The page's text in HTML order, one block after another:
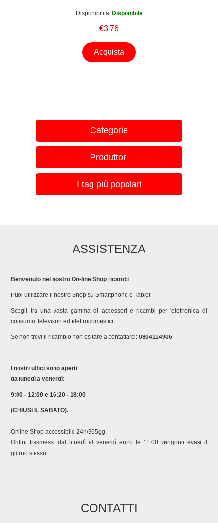
Disponibilità: Disponibile
€3,76
Acquista
Categorie
Produttori
I tag più popolari
ASSISTENZA
Benvenuto nel nostro On-line Shop ricambi
Puoi utilizzare il nostro Shop su Smartphone e Tablet
Scegli tra una vasta gamma di accessori e ricambi per 'elettronica di
consumo, televisori ed elettrodomestici
Se non trovi il ricambio non esitare a contattarci:0804114906
I nostri uffici sono aperti
da lunedì a venerdì:
9:00 - 12:00 e 16:20 - 18:00
(CHIUSI IL SABATO).
Online Shop accessibile 24h/365gg.
Ordini trasmessi dal lunedì al venerdì entro le 11:00 vengono evasi il
giorno stesso.
CONTATTI